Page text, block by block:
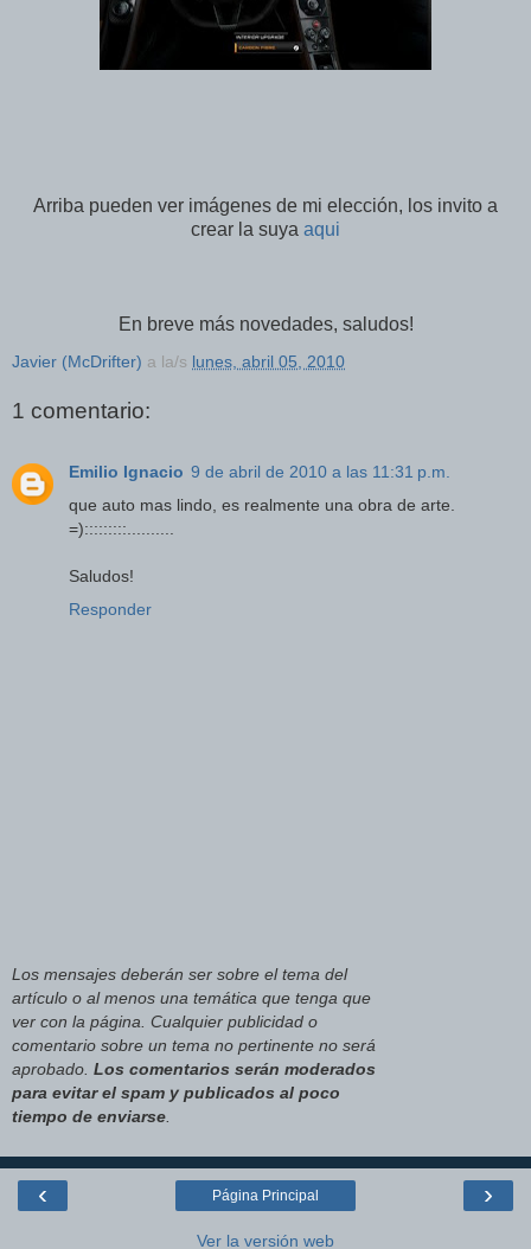
Arriba pueden ver imágenes de mi elección, los invito a
crear la suya aqui
En breve más novedades, saludos!
Javier (McDrifter) a la/s lunes, abril 05, 2010
1 comentario:
Emilio Ignacio 9 de abril de 2010 a las 11:31 p.m.
que auto mas lindo, es realmente una obra de arte.
=):::::::::..........
Saludos!
Responder
Los mensajes deberán ser sobre el tema del
artículo o al menos una temática que tenga que
ver con la página. Cualquier publicidad o
comentario sobre un tema no pertinente no será
aprobado. Los comentarios serán moderados
para evitar el spam y publicados al poco
tiempo de enviarse
‹ ›
Página Principal
Ver la versión web